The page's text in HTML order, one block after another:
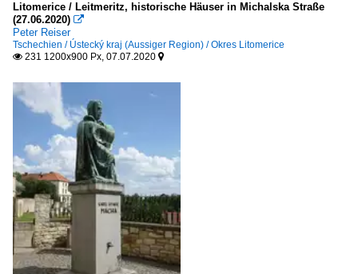
Litomerice / Leitmeritz, historische Häuser in Michalska Straße
(27.06.2020) 
Peter Reiser
Tschechien / Ústecký kraj (Aussiger Region) / Okres Litomerice
 231 1200x900 Px, 07.07.2020 